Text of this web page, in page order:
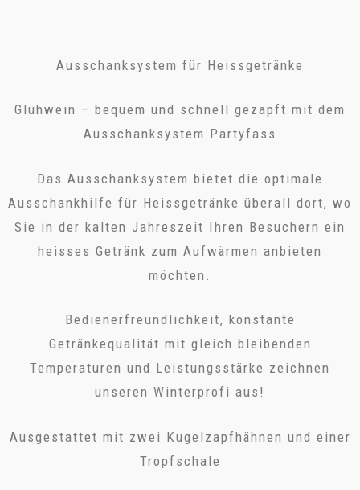
Ausschanksystem für Heissgetränke
Glühwein – bequem und schnell gezapft mit dem
Ausschanksystem Partyfass
Das Ausschanksystem bietet die optimale
Ausschankhilfe für Heissgetränke überall dort, wo
Sie in der kalten Jahreszeit Ihren Besuchern ein
heisses Getränk zum Aufwärmen anbieten
möchten.
Bedienerfreundlichkeit, konstante
Getränkequalität mit gleich bleibenden
Temperaturen und Leistungsstärke zeichnen
unseren Winterprofi aus!
Ausgestattet mit zwei Kugelzapfhähnen und einer
Tropfschale